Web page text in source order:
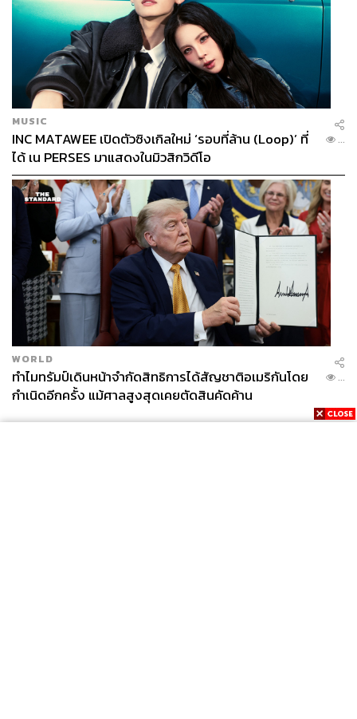
586
ABOUT THE AUTHOR
กองบรรณาธิการ THE STANDARD
MUSIC
INC MATAWEE เปิดตัวซิงเกิลใหม่ ‘รอบที่ล้าน (Loop)’ ที่
ได้ เน PERSES มาแสดงในมิวสิกวิดีโอ
...
WORLD
ทำไมทรัมป์เดินหน้าจำกัดสิทธิการได้สัญชาติอเมริกันโดย
กำเนิดอีกครั้ง แม้ศาลสูงสุดเคยตัดสินคัดค้าน
...